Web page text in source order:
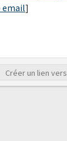
email]
Créer un lien vers